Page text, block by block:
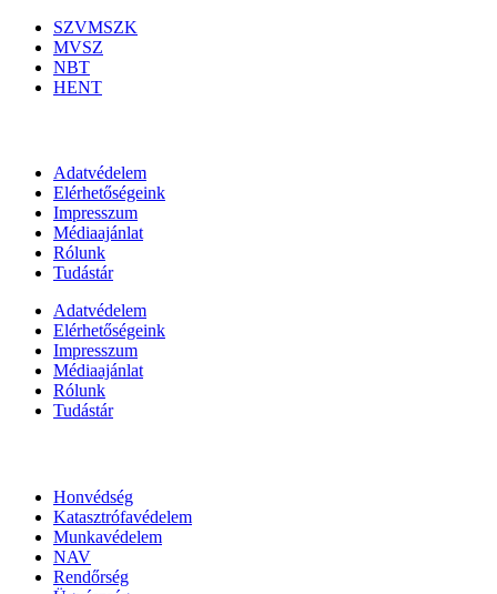
SZVMSZK
MVSZ
NBT
HENT
Adatvédelem
Elérhetőségeink
Impresszum
Médiaajánlat
Rólunk
Tudástár
Adatvédelem
Elérhetőségeink
Impresszum
Médiaajánlat
Rólunk
Tudástár
Honvédség
Katasztrófavédelem
Munkavédelem
NAV
Rendőrség